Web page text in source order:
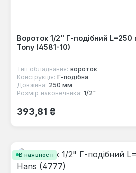
Вороток 1/2" Г-подібний
Tony (4581-10)
Тип обладнання: вороток
Конструкція: Г-пoдібна
Довжина: 250 мм
Розмір наконечника: 1/2"
Звичайна ціна:
393,81 ₴
В наявності